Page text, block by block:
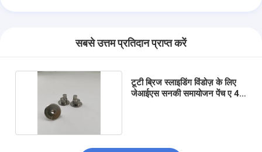
सबसे उत्तम प्रतिदान प्राप्त करें
टूटी ब्रिज स्लाइडिंग विंडोज़ के लिए
जेआईएस सनकी समायोजन पेंच ए 4-